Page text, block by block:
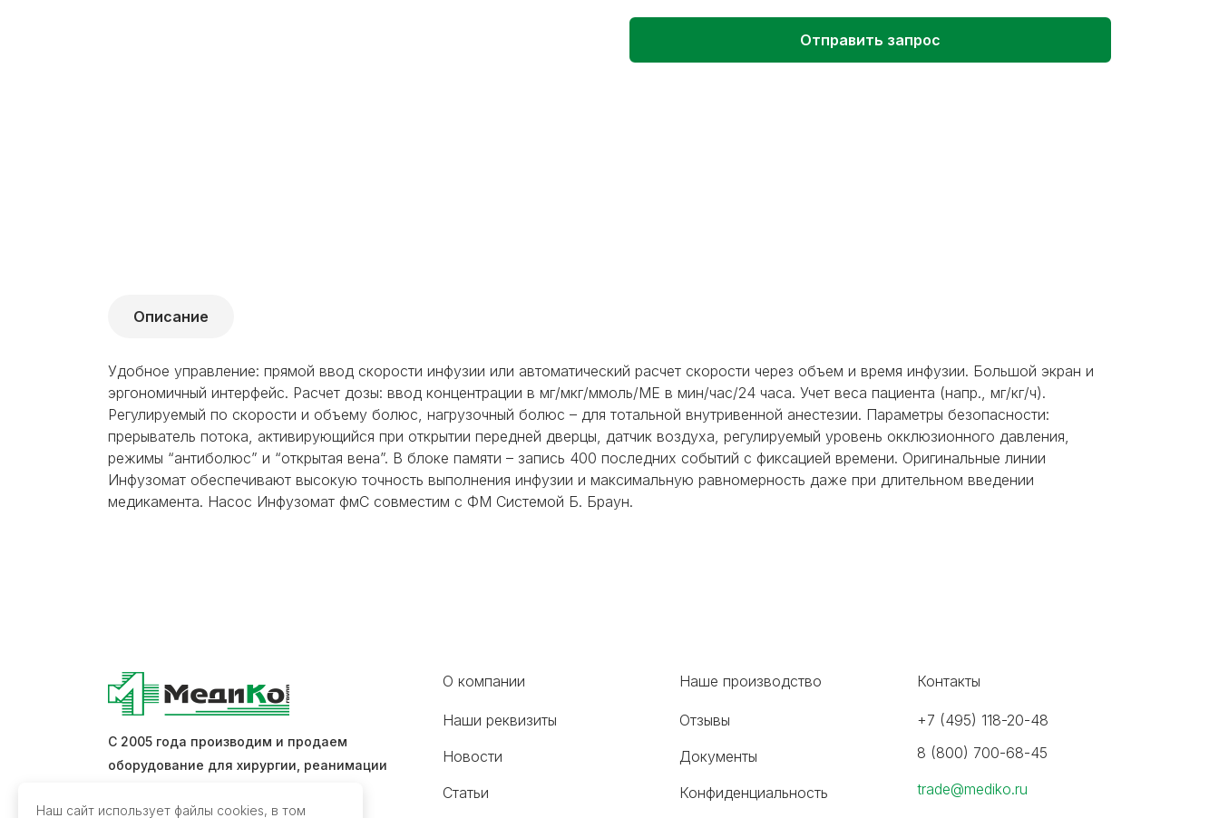
Отправить запрос
Описание
Удобное управление: прямой ввод скорости инфузии или автоматический расчет скорости через объем и время инфузии. Большой экран и
эргономичный интерфейс. Расчет дозы: ввод концентрации в мг/мкг/ммоль/МЕ в мин/час/24 часа. Учет веса пациента (напр., мг/кг/ч).
Регулируемый по скорости и объему болюс, нагрузочный болюс – для тотальной внутривенной анестезии. Параметры безопасности:
прерыватель потока, активирующийся при открытии передней дверцы, датчик воздуха, регулируемый уровень окклюзионного давления,
режимы “антиболюс” и “открытая вена”. В блоке памяти – запись 400 последних событий с фиксацией времени. Оригинальные линии
Инфузомат обеспечивают высокую точность выполнения инфузии и максимальную равномерность даже при длительном введении
медикамента. Насос Инфузомат фмС совместим с ФМ Системой Б. Браун.
С 2005 года производим и продаем
оборудование для хирургии, реанимации
О компании
Наши реквизиты
Новости
Статьи
Наше производство
Отзывы
Документы
Конфиденциальность
Контакты
+7 (495) 118-20-48
8 (800) 700-68-45
trade@mediko.ru
Наш сайт использует файлы cookies, в том